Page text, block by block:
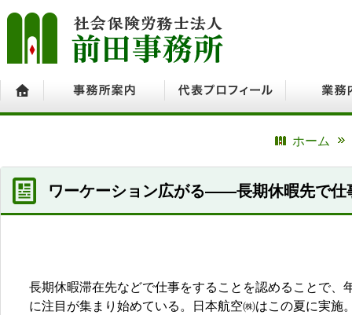
ホーム
ワーケーション広がる――長期休暇先で仕
長期休暇滞在先などで仕事をすることを認めることで
に注目が集まり始めている。日本航空㈱はこの夏に実